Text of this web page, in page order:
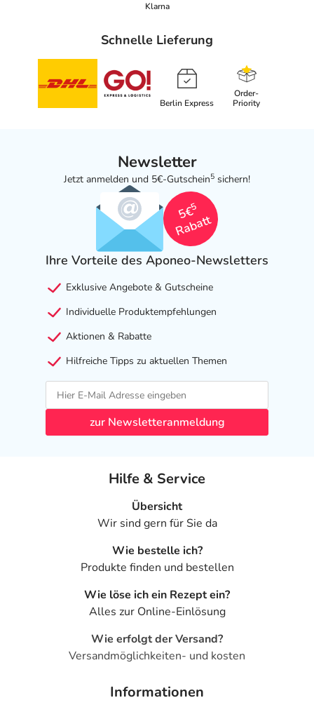
Klarna
Schnelle Lieferung
Berlin Express
Order-
Priority
Newsletter
Jetzt anmelden und 5€-Gutschein5 sichern!
5€
5
Rabatt
Ihre Vorteile des Aponeo-Newsletters
Exklusive Angebote & Gutscheine
Individuelle Produktempfehlungen
Aktionen & Rabatte
Hilfreiche Tipps zu aktuellen Themen
zur Newsletteranmeldung
Hilfe & Service
Übersicht
Wir sind gern für Sie da
Wie bestelle ich?
Produkte finden und bestellen
Wie löse ich ein Rezept ein?
Alles zur Online-Einlösung
Wie erfolgt der Versand?
Versandmöglichkeiten- und kosten
Informationen